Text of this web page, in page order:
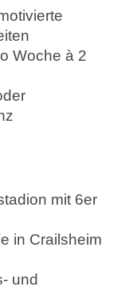
Woche à 2
mit 6er
in Crailsheim
und